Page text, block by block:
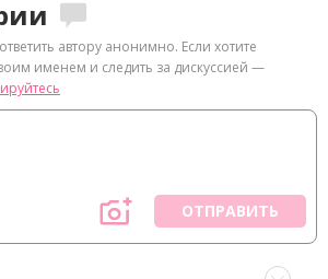
автору анонимно. Если хотите
именем и следить за дискуссией —
ОТПРАВИТЬ